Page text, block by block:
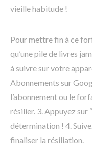
vieille habitude !
Pour mettre fin à ce
qu’une pile de livres
à suivre sur votre
Abonnements sur
l’abonnement ou le
résilier. 3. Appuyez sur
détermination ! 4.
finaliser la résiliation.